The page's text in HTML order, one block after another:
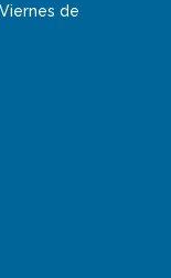
Viernes de